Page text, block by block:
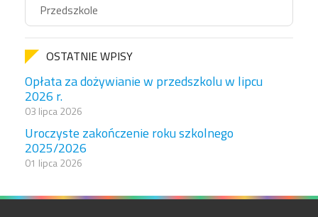
Przedszkole
OSTATNIE WPISY
Opłata za dożywianie w przedszkolu w lipcu
2026 r.
03 lipca 2026
Uroczyste zakończenie roku szkolnego
2025/2026
01 lipca 2026